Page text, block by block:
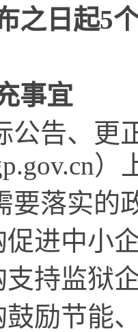
之日起5
事宜
公告、更
）
要落实的
促进中小
支持监狱
鼓励节能